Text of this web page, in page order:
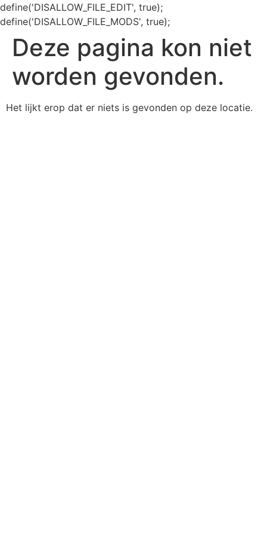
define('DISALLOW_FILE_EDIT', true);
define('DISALLOW_FILE_MODS', true);
Deze pagina kon niet
worden gevonden.
Het lijkt erop dat er niets is gevonden op deze locatie.